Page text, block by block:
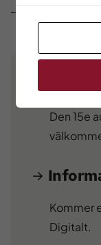
ÖvrigÖppet
Den 15e
Kommer
Digitalt.